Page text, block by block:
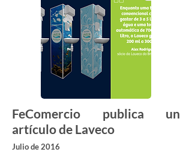
FeComercio publica un
artículo de Laveco
Julio de 2016